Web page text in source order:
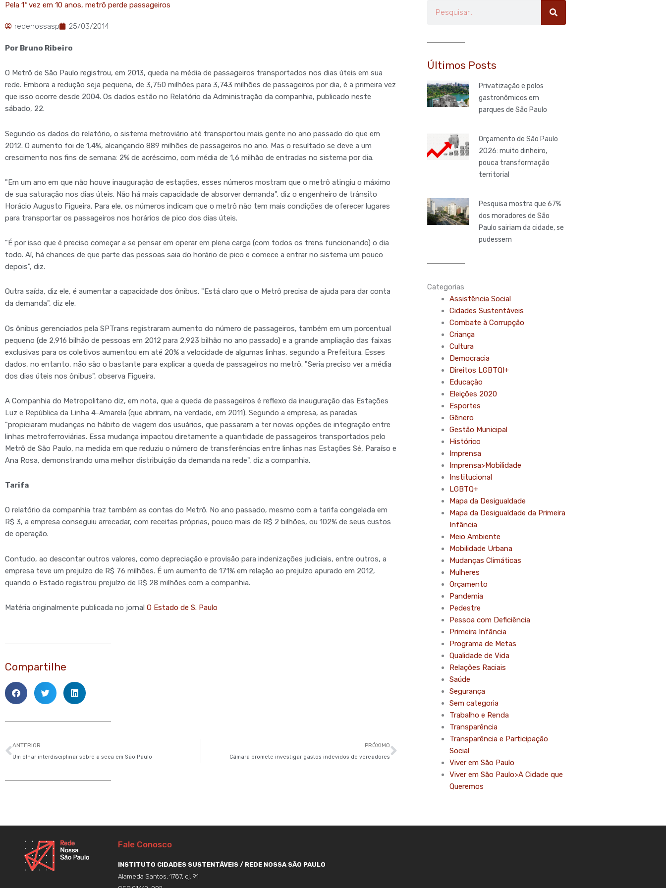
Pela 1ª vez em 10 anos, metrô perde passageiros
redenossasp 25/03/2014
Por Bruno Ribeiro
O Metrô de São Paulo registrou, em 2013, queda na média de passageiros transportados nos dias úteis em sua
rede. Embora a redução seja pequena, de 3,750 milhões para 3,743 milhões de passageiros por dia, é a primeira vez
que isso ocorre desde 2004. Os dados estão no Relatório da Administração da companhia, publicado neste
sábado, 22.
Segundo os dados do relatório, o sistema metroviário até transportou mais gente no ano passado do que em
2012. O aumento foi de 1,4%, alcançando 889 milhões de passageiros no ano. Mas o resultado se deve a um
crescimento nos fins de semana: 2% de acréscimo, com média de 1,6 milhão de entradas no sistema por dia.
"Em um ano em que não houve inauguração de estações, esses números mostram que o metrô atingiu o máximo
de sua saturação nos dias úteis. Não há mais capacidade de absorver demanda", diz o engenheiro de trânsito
Horácio Augusto Figueira. Para ele, os números indicam que o metrô não tem mais condições de oferecer lugares
para transportar os passageiros nos horários de pico dos dias úteis.
"É por isso que é preciso começar a se pensar em operar em plena carga (com todos os trens funcionando) o dia
todo. Aí, há chances de que parte das pessoas saia do horário de pico e comece a entrar no sistema um pouco
depois", diz.
Outra saída, diz ele, é aumentar a capacidade dos ônibus. "Está claro que o Metrô precisa de ajuda para dar conta
da demanda", diz ele.
Os ônibus gerenciados pela SPTrans registraram aumento do número de passageiros, também em um porcentual
pequeno (de 2,916 bilhão de pessoas em 2012 para 2,923 bilhão no ano passado) e a grande ampliação das faixas
exclusivas para os coletivos aumentou em até 20% a velocidade de algumas linhas, segundo a Prefeitura. Esses
dados, no entanto, não são o bastante para explicar a queda de passageiros no metrô. "Seria preciso ver a média
dos dias úteis nos ônibus", observa Figueira.
A Companhia do Metropolitano diz, em nota, que a queda de passageiros é reflexo da inauguração das Estações
Luz e República da Linha 4-Amarela (que abriram, na verdade, em 2011). Segundo a empresa, as paradas
"propiciaram mudanças no hábito de viagem dos usuários, que passaram a ter novas opções de integração entre
linhas metroferroviárias. Essa mudança impactou diretamente a quantidade de passageiros transportados pelo
Metrô de São Paulo, na medida em que reduziu o número de transferências entre linhas nas Estações Sé, Paraíso e
Ana Rosa, demonstrando uma melhor distribuição da demanda na rede", diz a companhia.
Tarifa
O relatório da companhia traz também as contas do Metrô. No ano passado, mesmo com a tarifa congelada em
R$ 3, a empresa conseguiu arrecadar, com receitas próprias, pouco mais de R$ 2 bilhões, ou 102% de seus custos
de operação.
Contudo, ao descontar outros valores, como depreciação e provisão para indenizações judiciais, entre outros, a
empresa teve um prejuízo de R$ 76 milhões. É um aumento de 171% em relação ao prejuízo apurado em 2012,
quando o Estado registrou prejuízo de R$ 28 milhões com a companhia.
Matéria originalmente publicada no jornal O Estado de S. Paulo
Compartilhe
Anterior
ANTERIOR
Um olhar interdisciplinar sobre a seca em São Paulo
PRÓXIMO
Câmara promete investigar gastos indevidos de vereadores
Próximo
Últimos Posts
Privatização e polos
gastronômicos em
parques de São Paulo
Orçamento de São Paulo
2026: muito dinheiro,
pouca transformação
territorial
Pesquisa mostra que 67%
dos moradores de São
Paulo sairiam da cidade, se
pudessem
Categorias
Assistência Social
Cidades Sustentáveis
Combate à Corrupção
Criança
Cultura
Democracia
Direitos LGBTQI+
Educação
Eleições 2020
Esportes
Gênero
Gestão Municipal
Histórico
Imprensa
Imprensa>Mobilidade
Institucional
LGBTQ+
Mapa da Desigualdade
Mapa da Desigualdade da Primeira
Infância
Meio Ambiente
Mobilidade Urbana
Mudanças Climáticas
Mulheres
Orçamento
Pandemia
Pedestre
Pessoa com Deficiência
Primeira Infância
Programa de Metas
Qualidade de Vida
Relações Raciais
Saúde
Segurança
Sem categoria
Trabalho e Renda
Transparência
Transparência e Participação
Social
Viver em São Paulo
Viver em São Paulo>A Cidade que
Queremos
Fale Conosco
INSTITUTO CIDADES SUSTENTÁVEIS / REDE NOSSA SÃO PAULO
Alameda Santos, 1787, cj. 91